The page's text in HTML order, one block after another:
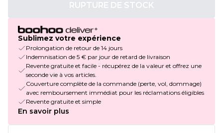
RUPTURE DE STOCK
Sublimez votre expérience
Prolongation de retour de 14 jours
Indemnisation de 5 € par jour de retard de livraison
Revente gratuite et facile - récupérez de la valeur et offrez une
seconde vie à vos articles.
Couverture complète de la commande (perte, vol, dommage)
avec remboursement immédiat pour les réclamations éligibles
Revente gratuite et simple
En savoir plus